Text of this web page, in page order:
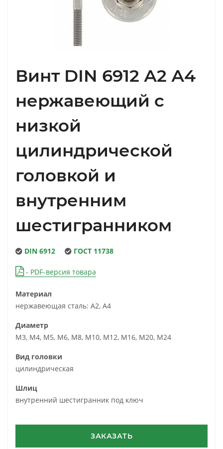
Винт DIN 6912 А2 А4
нержавеющий с
низкой
цилиндрической
головкой и
внутренним
шестигранником
DIN 6912 ГОСТ 11738
- PDF-версия товара
Материал
нержавеющая сталь: А2, А4
Диаметр
М3, М4, М5, М6, М8, М10, М12, М16, М20, М24
Вид головки
цилиндрическая
Шлиц
внутренний шестигранник под ключ
ЗАКАЗАТЬ